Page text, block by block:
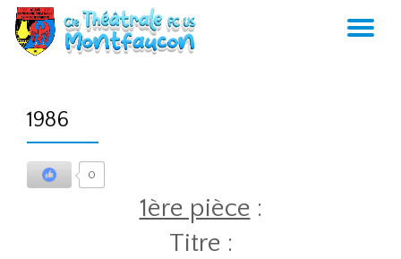
Aller
1986
0
1ère pièce :
Titre :